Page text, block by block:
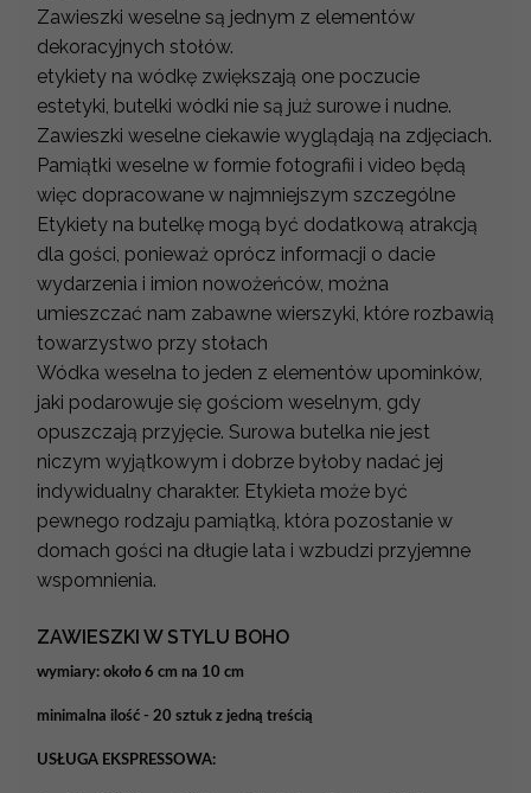
Zawieszki weselne są jednym z elementów
dekoracyjnych stołów.
etykiety na wódkę zwiększają one poczucie
estetyki, butelki wódki nie są już surowe i nudne.
Zawieszki weselne ciekawie wyglądają na zdjęciach.
Pamiątki weselne w formie fotografii i video będą
więc dopracowane w najmniejszym szczególne
Etykiety na butelkę mogą być dodatkową atrakcją
dla gości, ponieważ oprócz informacji o dacie
wydarzenia i imion nowożeńców, można
umieszczać nam zabawne wierszyki, które rozbawią
towarzystwo przy stołach
Wódka weselna to jeden z elementów upominków,
jaki podarowuje się gościom weselnym, gdy
opuszczają przyjęcie. Surowa butelka nie jest
niczym wyjątkowym i dobrze byłoby nadać jej
indywidualny charakter. Etykieta może być
pewnego rodzaju pamiątką, która pozostanie w
domach gości na długie lata i wzbudzi przyjemne
wspomnienia.
ZAWIESZKI W STYLU BOHO
wymiary: około 6 cm na 10 cm
minimalna ilość - 20 sztuk z jedną treścią
USŁUGA EKSPRESSOWA: